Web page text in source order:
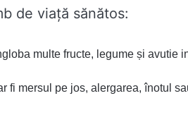
de viață sănătos:
multe fructe, legume și avutie
fi mersul pe jos, alergarea, înotul